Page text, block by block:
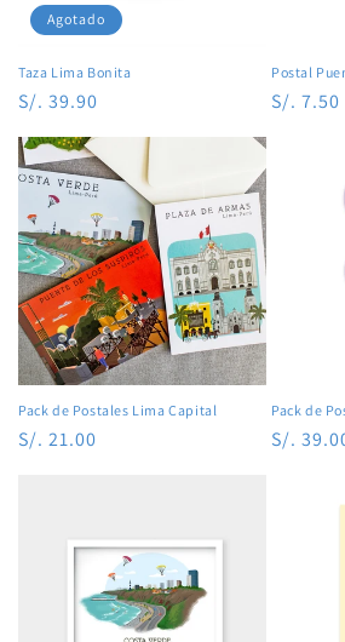
Agotado
Taza Lima Bonita
Precio
S/. 39.90
Postal
Precio
S/. 7.50
Pack de Postales Lima Capital
Precio
S/. 21.00
Pack de
Precio
S/.